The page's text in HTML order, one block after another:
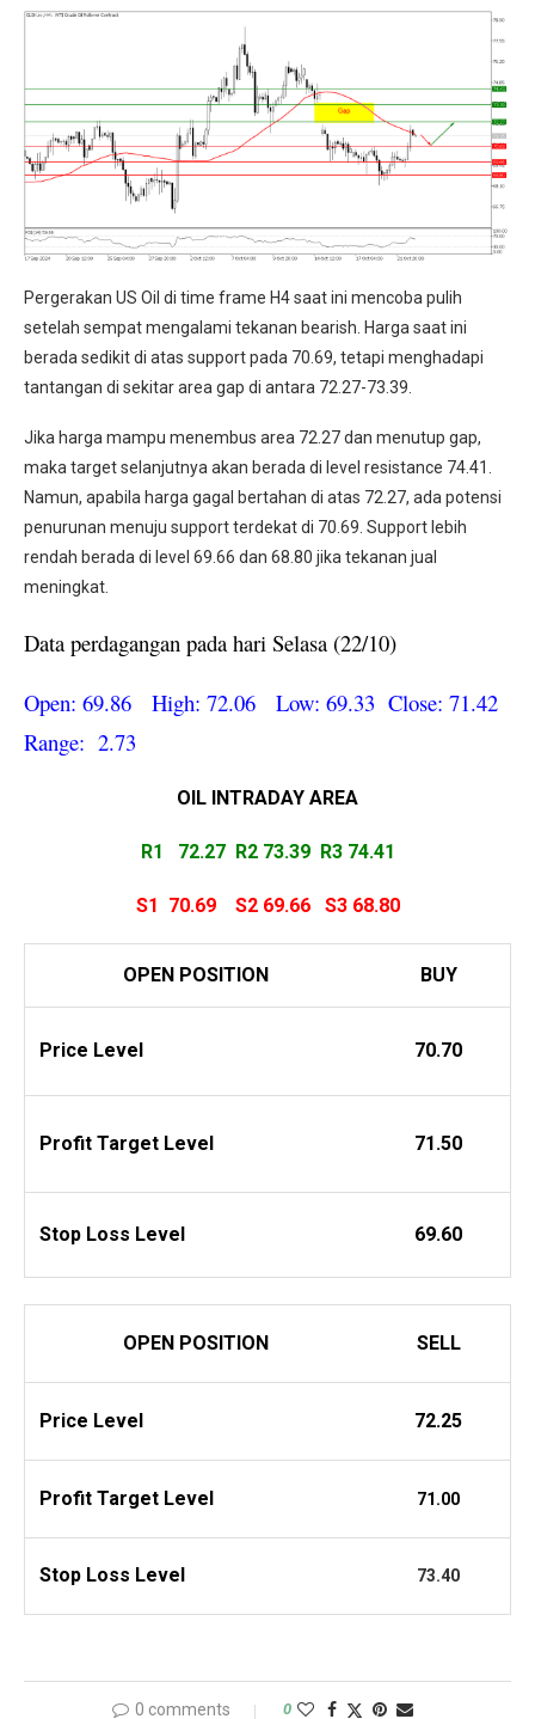
Pergerakan US Oil di time frame H4 saat ini mencoba pulih
setelah sempat mengalami tekanan bearish. Harga saat ini
berada sedikit di atas support pada 70.69, tetapi menghadapi
tantangan di sekitar area gap di antara 72.27-73.39.
Jika harga mampu menembus area 72.27 dan menutup gap,
maka target selanjutnya akan berada di level resistance 74.41.
Namun, apabila harga gagal bertahan di atas 72.27, ada potensi
penurunan menuju support terdekat di 70.69. Support lebih
rendah berada di level 69.66 dan 68.80 jika tekanan jual
meningkat.
Data perdagangan pada hari Selasa (22/10)
Open: 69.86 High: 72.06 Low: 69.33 Close: 71.42
Range: 2.73
OIL INTRADAY AREA
R1 72.27 R2 73.39 R3 74.41
S1 70.69S2 69.66 S3 68.80
OPEN POSITION BUY
Price Level 70.70
Profit Target Level 71.50
Stop Loss Level 69.60
OPEN POSITION SELL
Price Level 72.25
Profit Target Level 71.00
Stop Loss Level 73.40
0 comments 0